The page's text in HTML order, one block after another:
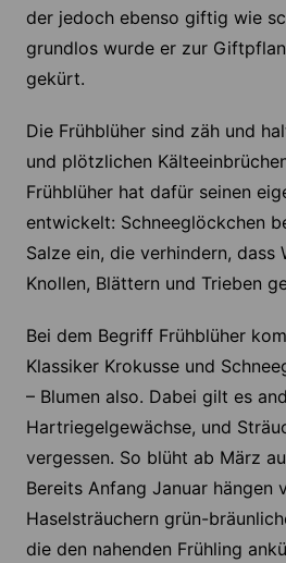
der jedoch ebenso giftig wie
grundlos wurde er zur
gekürt.
Die Frühblüher sind zäh und
und plötzlichen
Frühblüher hat dafür seinen
entwickelt: Schneeglöckchen
Salze ein, die verhindern, dass
Knollen, Blättern und Trieben
Bei dem Begriff Frühblüher
Klassiker Krokusse und
– Blumen also. Dabei gilt es
Hartriegelgewächse, und
vergessen. So blüht ab März
Bereits Anfang Januar hängen
Haselsträuchern grün-
die den nahenden Frühling